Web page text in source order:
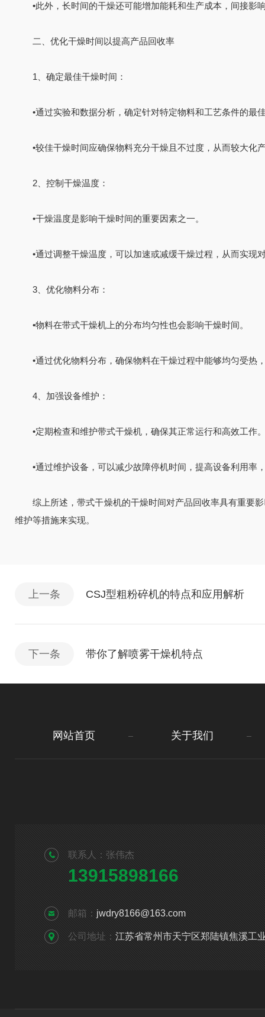
•此外，长时间的干燥还可能增加能耗和生产成本，间接影
二、优化干燥时间以提高产品回收率
1、确定最佳干燥时间：
•通过实验和数据分析，确定针对特定物料和工艺条件的最
•较佳干燥时间应确保物料充分干燥且不过度，从而较大化
2、控制干燥温度：
•干燥温度是影响干燥时间的重要因素之一。
•通过调整干燥温度，可以加速或减缓干燥过程，从而实现
3、优化物料分布：
•物料在带式干燥机上的分布均匀性也会影响干燥时间。
•通过优化物料分布，确保物料在干燥过程中能够均匀受热
4、加强设备维护：
•定期检查和维护带式干燥机，确保其正常运行和高效工作
•通过维护设备，可以减少故障停机时间，提高设备利用率
综上所述，带式干燥机的干燥时间对产品回收率具有重要影
维护等措施来实现。
上一条 CSJ型粗粉碎机的特点和应用解析
下一条 带你了解喷雾干燥机特点
网站首页 关于我们
联系人：张伟杰
13915898166
邮箱： jwdry8166@163.com
公司地址： 江苏省常州市天宁区郑陆镇焦溪工